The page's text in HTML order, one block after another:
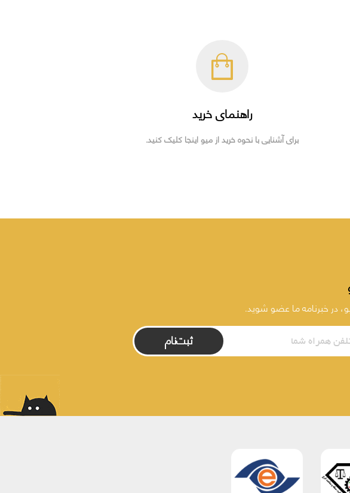
راهنمای خرید
برای آشنایی با نحوه خرید از میو اینجا کلیک کنید.
در خبرنامه ما عضو شوید.
ثبت‌نام